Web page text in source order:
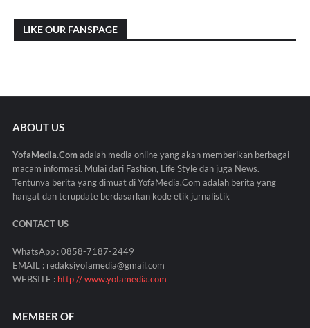
LIKE OUR FANSPAGE
ABOUT US
YofaMedia.Comadalah media online yang akan memberikan berbagai
macam informasi. Mulai dari Fashion, Life Style dan juga News.
Tentunya berita yang dimuat di YofaMedia.Com adalah berita yang
hangat dan terupdate berdasarkan kode etik jurnalistik
CONTACT US
WhatsApp : 0858-7187-2449
EMAIL : redaksiyofamedia@gmail.com
WEBSITE : http // www.yofamedia.com
MEMBER OF